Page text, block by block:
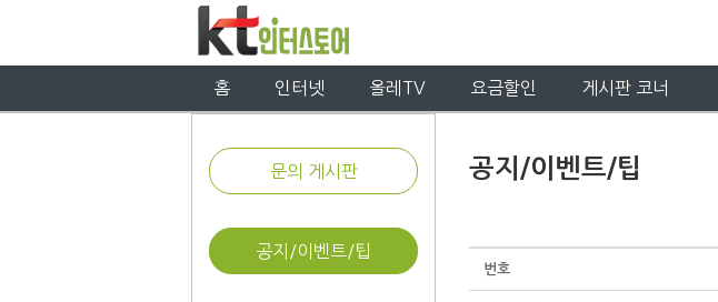
홈 인터넷 올레TV 요금할인 게시판 코너
문의 게시판
공지/이벤트/팁
공지/이벤트/팁
번호